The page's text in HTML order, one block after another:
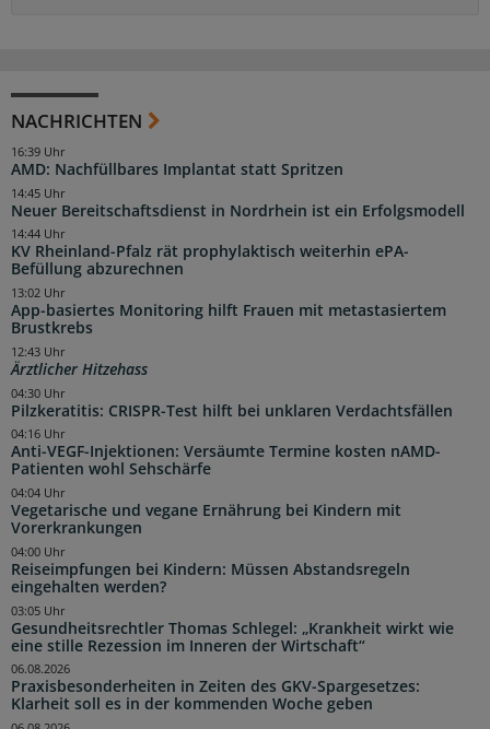
NACHRICHTEN
AMD: Nachfüllbares Implantat statt Spritzen
16:39 Uhr
Neuer Bereitschaftsdienst in Nordrhein ist ein Erfolgsmodell
14:45 Uhr
KV Rheinland-Pfalz rät prophylaktisch weiterhin ePA-
Befüllung abzurechnen
14:44 Uhr
App-basiertes Monitoring hilft Frauen mit metastasiertem
Brustkrebs
13:02 Uhr
Ärztlicher Hitzehass
12:43 Uhr
Pilzkeratitis: CRISPR-Test hilft bei unklaren Verdachtsfällen
04:30 Uhr
Anti-VEGF-Injektionen: Versäumte Termine kosten nAMD-
Patienten wohl Sehschärfe
04:16 Uhr
Vegetarische und vegane Ernährung bei Kindern mit
Vorerkrankungen
04:04 Uhr
Reiseimpfungen bei Kindern: Müssen Abstandsregeln
eingehalten werden?
04:00 Uhr
Gesundheitsrechtler Thomas Schlegel: „Krankheit wirkt wie
eine stille Rezession im Inneren der Wirtschaft“
03:05 Uhr
Praxisbesonderheiten in Zeiten des GKV-Spargesetzes:
Klarheit soll es in der kommenden Woche geben
06.08.2026